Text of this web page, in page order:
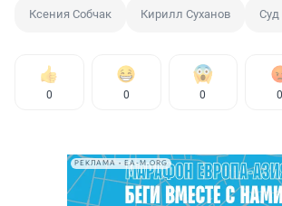
Ксения Собчак Кирилл Суханов Суд
0 0 0 0
РЕКЛАМА • EA-M.ORG